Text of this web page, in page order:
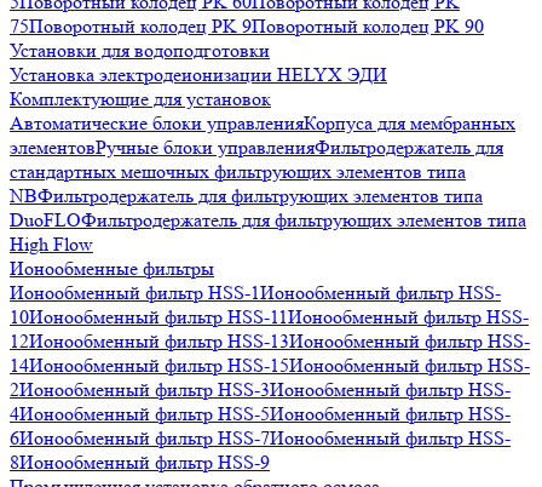
75Поворотный колодец PK 9Поворотный колодец PK 90
Установки для водоподготовки
Установка электродеионизации HELYX ЭДИ
Комплектующие для установок
Автоматические блоки управленияКорпуса для мембранных
элементовРучные блоки управленияФильтродержатель для
стандартных мешочных фильтрующих элементов типа
NBФильтродержатель для фильтрующих элементов типа
DuoFLOФильтродержатель для фильтрующих элементов типа
High Flow
Ионообменные фильтры
Ионообменный фильтр HSS-1Ионообменный фильтр HSS-
10Ионообменный фильтр HSS-11Ионообменный фильтр HSS-
12Ионообменный фильтр HSS-13Ионообменный фильтр HSS-
14Ионообменный фильтр HSS-15Ионообменный фильтр HSS-
2Ионообменный фильтр HSS-3Ионообменный фильтр HSS-
4Ионообменный фильтр HSS-5Ионообменный фильтр HSS-
6Ионообменный фильтр HSS-7Ионообменный фильтр HSS-
8Ионообменный фильтр HSS-9